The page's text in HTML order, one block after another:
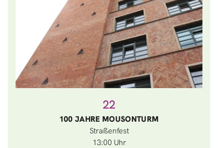
22
100 JAHRE MOUSONTURM
Straßenfest
13:00